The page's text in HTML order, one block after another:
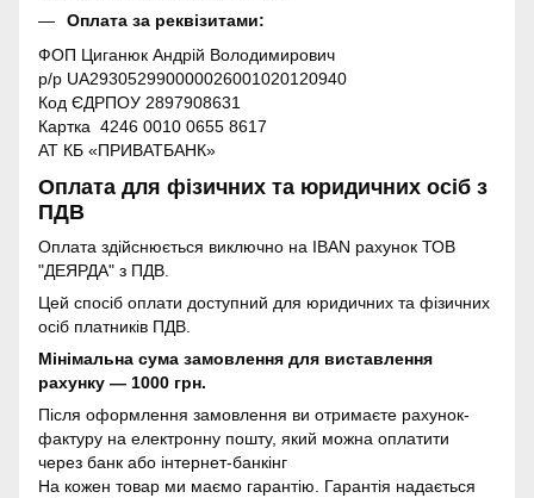
Оплата за реквізитами:
ФОП Циганюк Андрій Володимирович
р/р UA293052990000026001020120940
Код ЄДРПОУ 2897908631
Картка 4246 0010 0655 8617
АТ КБ «ПРИВАТБАНК»
Оплата для фізичних та юридичних осіб з
ПДВ
Оплата здійснюється виключно на IBAN рахунок ТОВ
"ДЕЯРДА" з ПДВ.
Цей спосіб оплати доступний для юридичних та фізичних
осіб платників ПДВ.
Мінімальна сума замовлення для виставлення
рахунку — 1000 грн.
Після оформлення замовлення ви отримаєте рахунок-
фактуру на електронну пошту, який можна оплатити
через банк або інтернет-банкінг
На кожен товар ми маємо гарантію. Гарантія надається